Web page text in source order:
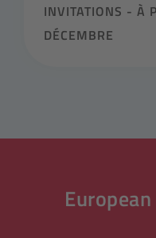
INVITATIONS - À
DÉCEMBRE